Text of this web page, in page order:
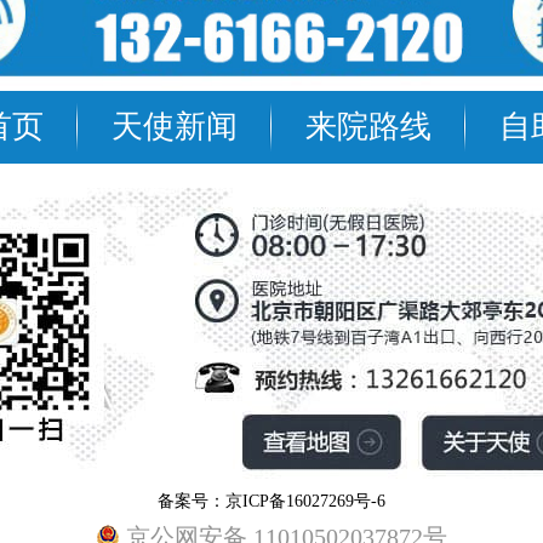
页 天使新闻 来院路线 自
备案号：京ICP备16027269号-6
京公网安备 11010502037872号